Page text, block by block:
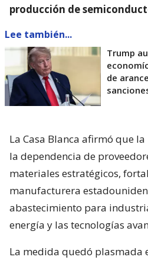
producción de
Lee también...
Trump
de
La Casa Blanca afirmó que
la dependencia de
materiales estratégicos,
manufacturera
abastecimiento para
energía y las tecnologías
La medida quedó plasmada